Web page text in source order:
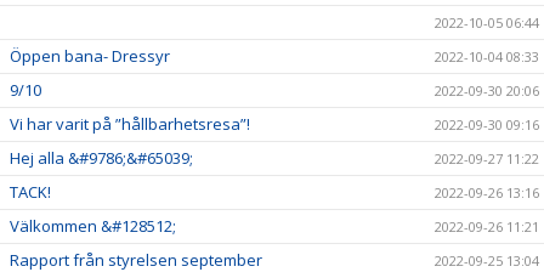
2022-10-05 06:44
Öppen bana- Dressyr 2022-10-04 08:33
9/10 2022-09-30 20:06
Vi har varit på ”hållbarhetsresa”! 2022-09-30 09:16
Hej alla &#9786;&#65039; 2022-09-27 11:22
TACK! 2022-09-26 13:16
Välkommen &#128512; 2022-09-26 11:21
Rapport från styrelsen september
2022-09-25 13:04